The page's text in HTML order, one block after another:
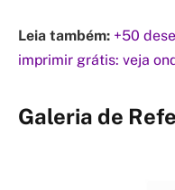
Leia também: +50
imprimir grátis: veja
Galeria de